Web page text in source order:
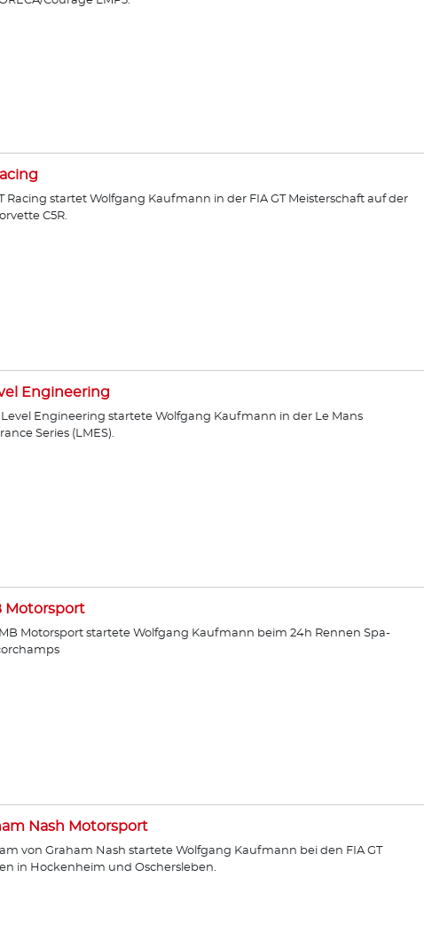
Racing startet Wolfgang Kaufmann in der FIA GT Meisterschaft auf der
C5R.
Engineering
Engineering startete Wolfgang Kaufmann in der Le Mans
Series (LMES).
Motorsport
Motorsport startete Wolfgang Kaufmann beim 24h Rennen Spa-
Nash Motorsport
von Graham Nash startete Wolfgang Kaufmann bei den FIA GT
in Hockenheim und Oschersleben.